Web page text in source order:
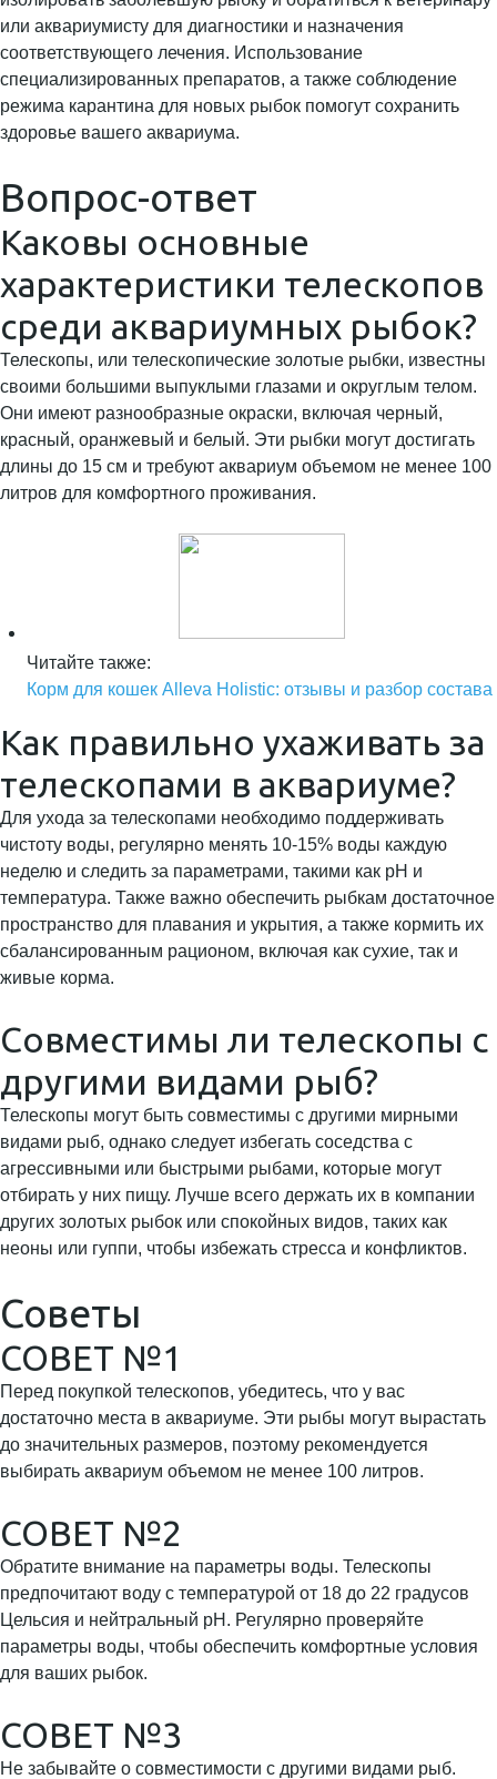
или аквариумисту для диагностики и назначения
соответствующего лечения. Использование
специализированных препаратов, а также соблюдение
режима карантина для новых рыбок помогут сохранить
здоровье вашего аквариума.
Вопрос-ответ
Каковы основные
характеристики телескопов
среди аквариумных рыбок?
Телескопы, или телескопические золотые рыбки, известны
своими большими выпуклыми глазами и округлым телом.
Они имеют разнообразные окраски, включая черный,
красный, оранжевый и белый. Эти рыбки могут достигать
длины до 15 см и требуют аквариум объемом не менее 100
литров для комфортного проживания.
Читайте также:
Корм для кошек Alleva Holistic: отзывы и разбор состава
Как правильно ухаживать за
телескопами в аквариуме?
Для ухода за телескопами необходимо поддерживать
чистоту воды, регулярно менять 10-15% воды каждую
неделю и следить за параметрами, такими как pH и
температура. Также важно обеспечить рыбкам достаточное
пространство для плавания и укрытия, а также кормить их
сбалансированным рационом, включая как сухие, так и
живые корма.
Совместимы ли телескопы с
другими видами рыб?
Телескопы могут быть совместимы с другими мирными
видами рыб, однако следует избегать соседства с
агрессивными или быстрыми рыбами, которые могут
отбирать у них пищу. Лучше всего держать их в компании
других золотых рыбок или спокойных видов, таких как
неоны или гуппи, чтобы избежать стресса и конфликтов.
Советы
СОВЕТ №1
Перед покупкой телескопов, убедитесь, что у вас
достаточно места в аквариуме. Эти рыбы могут вырастать
до значительных размеров, поэтому рекомендуется
выбирать аквариум объемом не менее 100 литров.
СОВЕТ №2
Обратите внимание на параметры воды. Телескопы
предпочитают воду с температурой от 18 до 22 градусов
Цельсия и нейтральный pH. Регулярно проверяйте
параметры воды, чтобы обеспечить комфортные условия
для ваших рыбок.
СОВЕТ №3
Не забывайте о совместимости с другими видами рыб.